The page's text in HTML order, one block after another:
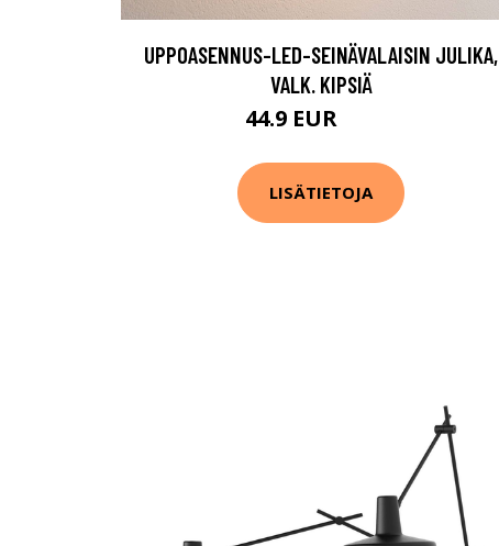
UPPOASENNUS-LED-SEINÄVALAISIN JULIKA,
VALK. KIPSIÄ
44.9 EUR
LISÄTIETOJA